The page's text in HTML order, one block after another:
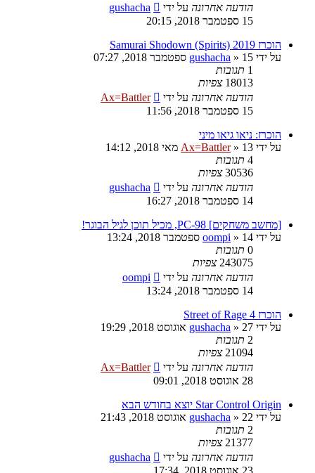
הודעה אחרונה על ידי
gushacha
15 ספטמבר 2018, 20:15
הוכרז Samurai Shodown (Spirits) 2019
על ידי
gushacha » 15 ספטמבר 2018, 07:27
1 תגובות
18013 צפיות
הודעה אחרונה על ידי
Ax=Battler
15 ספטמבר 2018, 11:56
הוכרז: ניאו גיאו מיני
על ידי
Ax=Battler» 13 מאי 2018, 14:12
4 תגובות
30536 צפיות
הודעה אחרונה על ידי
gushacha
14 ספטמבר 2018, 16:27
[מחשב משחקים] PC-98, מכיל תוכן לגיל הבוגר!
על ידי
oompi » 14 ספטמבר 2018, 13:24
0 תגובות
243075 צפיות
הודעה אחרונה על ידי
oompi
14 ספטמבר 2018, 13:24
הוכרז Street of Rage 4
על ידי
gushacha » 27 אוגוסט 2018, 19:29
2 תגובות
21094 צפיות
הודעה אחרונה על ידי
Ax=Battler
28 אוגוסט 2018, 09:01
Star Control Origin יוצא בחודש הבא
על ידי
gushacha » 22 אוגוסט 2018, 21:43
2 תגובות
21377 צפיות
הודעה אחרונה על ידי
gushacha